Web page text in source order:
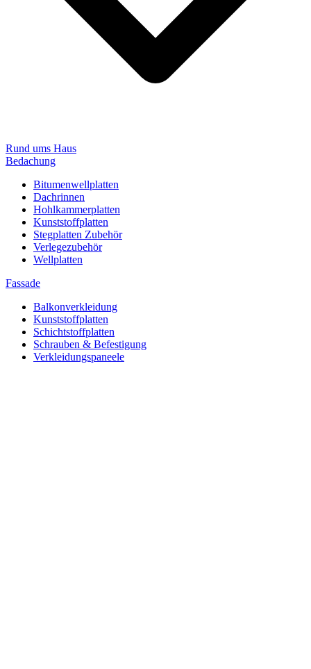
Rund ums Haus
Bedachung
Bitumenwellplatten
Dachrinnen
Hohlkammerplatten
Kunststoffplatten
Stegplatten Zubehör
Verlegezubehör
Wellplatten
Fassade
Balkonverkleidung
Kunststoffplatten
Schichtstoffplatten
Schrauben & Befestigung
Verkleidungspaneele